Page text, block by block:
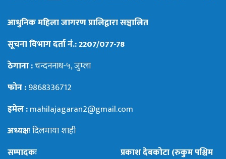
आधुनिक महिला जागरण प्रालिद्वारा सञ्चालित
सूचना विभाग दर्ता नं.: 2207/077-78
ठेगाना :चन्दननाथ-५, जुम्ला
फोन :9868336712
इमेल :mahilajagaran2@gmail.com
अध्यक्षःदिलमाया शाही
सम्पादकः
प्रकाश देबकोटा (रुकुम पश्चिम